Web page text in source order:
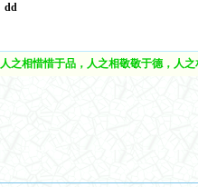
dd
人之相惜惜于品，人之相敬敬于德，人